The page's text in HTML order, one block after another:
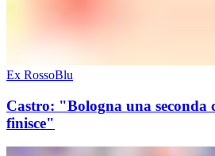
Ex RossoBlu
Castro: "Bologna una seconda
finisce"